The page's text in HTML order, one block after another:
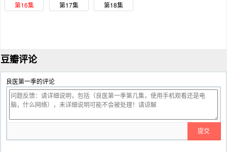
第16集 第17集 第18集
豆瓣评论
良医第一季的评论